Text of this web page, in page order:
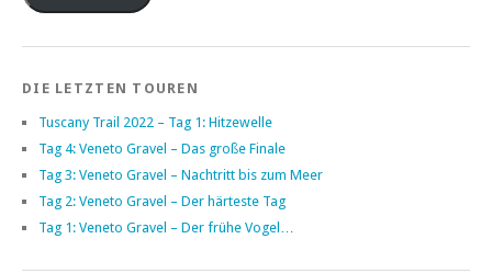
DIE LETZTEN TOUREN
Tuscany Trail 2022 – Tag 1: Hitzewelle
Tag 4: Veneto Gravel – Das große Finale
Tag 3: Veneto Gravel – Nachtritt bis zum Meer
Tag 2: Veneto Gravel – Der härteste Tag
Tag 1: Veneto Gravel – Der frühe Vogel…